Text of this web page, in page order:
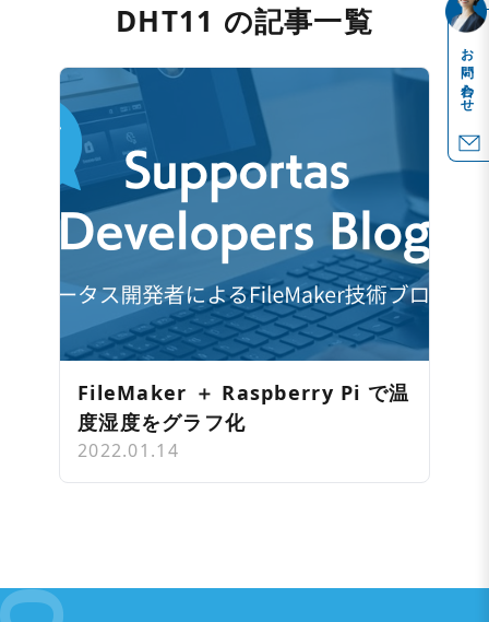
お問い合わせ
DHT11 の記事一覧
FileMaker ＋ Raspberry Pi で温
度湿度をグラフ化
2022.01.14